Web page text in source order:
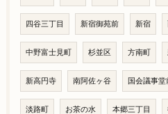
四谷三丁目 新宿御苑前 新宿
中野富士見町 杉並区 方南町
新高円寺 南阿佐ヶ谷 国会議事堂
淡路町 お茶の水 本郷三丁目